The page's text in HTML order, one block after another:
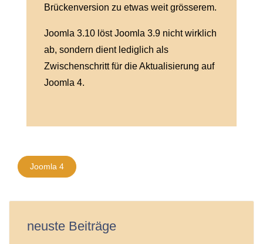
Brückenversion zu etwas weit grösserem.
Joomla 3.10 löst Joomla 3.9 nicht wirklich
ab, sondern dient lediglich als
Zwischenschritt für die Aktualisierung auf
Joomla 4.
Joomla 4
neuste Beiträge